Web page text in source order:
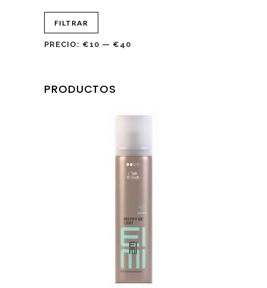
FILTRAR
PRECIO: €10 — €40
PRODUCTOS